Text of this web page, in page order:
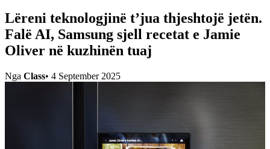
Lëreni teknologjinë t’jua thjeshtojë jetën.
Falë AI, Samsung sjell recetat e Jamie
Oliver në kuzhinën tuaj
Nga Class• 4 September 2025